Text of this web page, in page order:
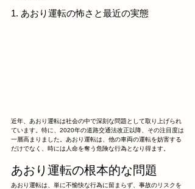
1. あおり運転の怖さと最近の実態
近年、あおり運転は社会の中で深刻な問題として取り上げられ
ています。特に、2020年の道路交通法改正以降、その注目度は
一層高まりました。あおり運転は、他の車両の運転を妨害する
だけでなく、時には人命を奪う危険な行為となり得ます。
あおり運転の根本的な問題
あおり運転は、単に不愉快な行為に留まらず、事故のリスクを